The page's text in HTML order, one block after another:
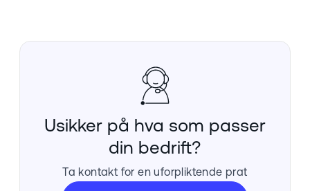
Usikker på hva som passer
din bedrift?
Ta kontakt for en uforpliktende prat